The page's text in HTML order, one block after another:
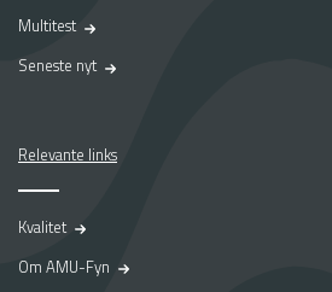
Multitest
Seneste nyt
Relevante links
Kvalitet
Om AMU-Fyn